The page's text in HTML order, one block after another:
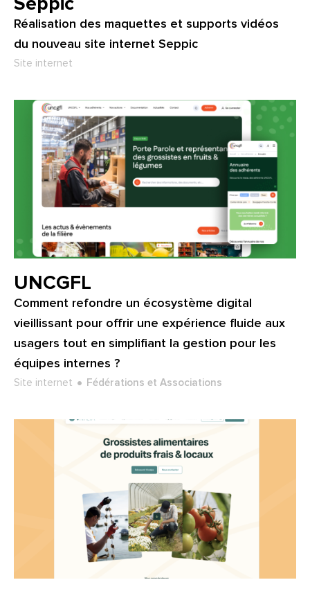
Réalisation des maquettes et supports vidéos
du nouveau site internet Seppic
Type de projet :
Site internet
Client :
UNCGFL
Comment refondre un écosystème digital
vieillissant pour offrir une expérience fluide aux
usagers tout en simplifiant la gestion pour les
équipes internes ?
Type de projet :
Site internet
Secteur : Fédérations et Associations